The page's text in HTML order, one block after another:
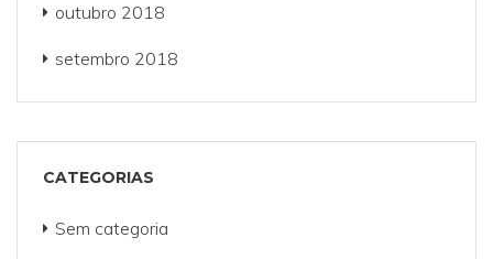
outubro 2018
setembro 2018
CATEGORIAS
Sem categoria